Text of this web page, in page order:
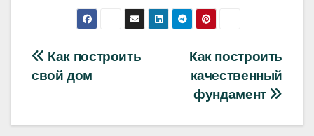
Навигация
записям
Как построить
качественный
фундамент
Как построить
свой дом